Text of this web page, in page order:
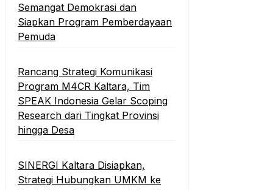
Semangat Demokrasi dan
Siapkan Program Pemberdayaan
Pemuda
Rancang Strategi Komunikasi
Program M4CR Kaltara, Tim
SPEAK Indonesia Gelar Scoping
Research dari Tingkat Provinsi
hingga Desa
SINERGI Kaltara Disiapkan,
Strategi Hubungkan UMKM ke